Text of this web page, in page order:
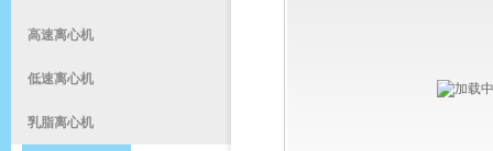
高速离心机
低速离心机
乳脂离心机